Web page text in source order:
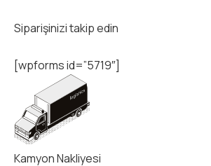
Siparişinizi takip edin
[wpforms id=”5719″]
Kamyon Nakliyesi